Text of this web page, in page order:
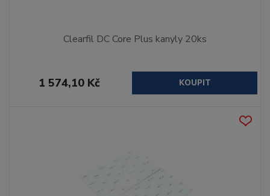
Clearfil DC Core Plus kanyly 20ks
1 574,10 Kč KOUPIT